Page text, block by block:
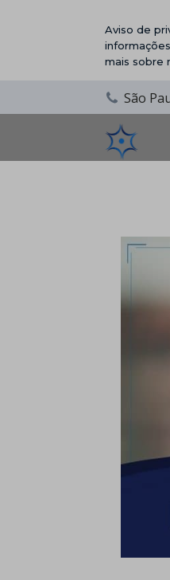
Aviso de
mais sobre
São